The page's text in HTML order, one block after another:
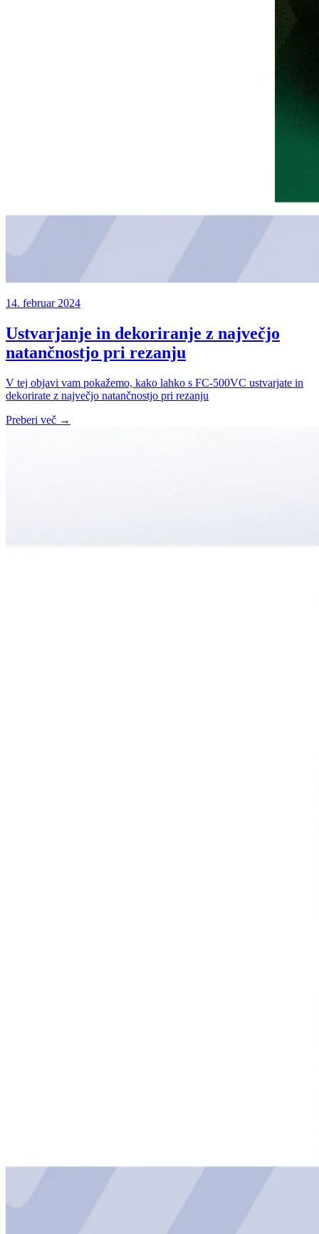
14. februar 2024
Ustvarjanje in dekoriranje z največjo
natančnostjo pri rezanju
V tej objavi vam pokažemo, kako lahko s FC-500VC ustvarjate in
dekorirate z največjo natančnostjo pri rezanju
Preberi več →